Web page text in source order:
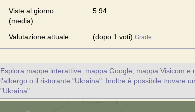
Viste al giorno
(media):
5.94
Valutazione attuale (dopo 1 voti) Grade
Esplora mappe interattive: mappa Google, mappa Visicom
l'albergo o il ristorante "Ukraina". Inoltre è possibile trovare
"Ukraina".